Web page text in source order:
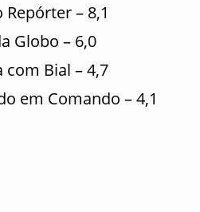
Repórter – 8,1
Globo – 6,0
com Bial – 4,7
em Comando – 4,1